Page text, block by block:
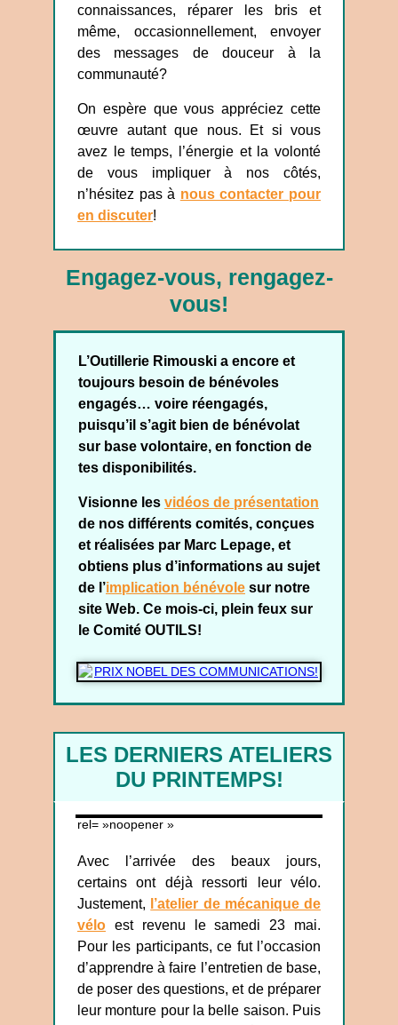
connaissances, réparer les bris et
même, occasionnellement, envoyer
des messages de douceur à la
communauté?
On espère que vous appréciez cette
œuvre autant que nous. Et si vous
avez le temps, l’énergie et la volonté
de vous impliquer à nos côtés,
n’hésitez pas à nous contacter pour
en discuter!
Engagez-vous, rengagez-
vous!
L’Outillerie Rimouski a encore et
toujours besoin de bénévoles
engagés… voire réengagés,
puisqu’il s’agit bien de bénévolat
sur base volontaire, en fonction de
tes disponibilités.
Visionne les vidéos de présentation
de nos différents comités, conçues
et réalisées par Marc Lepage, et
obtiens plus d’informations au sujet
de l’implication bénévole sur notre
site Web. Ce mois-ci, plein feux sur
le Comité OUTILS!
LES DERNIERS ATELIERS
DU PRINTEMPS!
rel= »noopener »
Avec l’arrivée des beaux jours,
certains ont déjà ressorti leur vélo.
Justement,
l’atelier de mécanique de
vélo est revenu le samedi 23 mai.
Pour les participants, ce fut l’occasion
d’apprendre à faire l’entretien de base,
de poser des questions, et de préparer
leur monture pour la belle saison. Puis